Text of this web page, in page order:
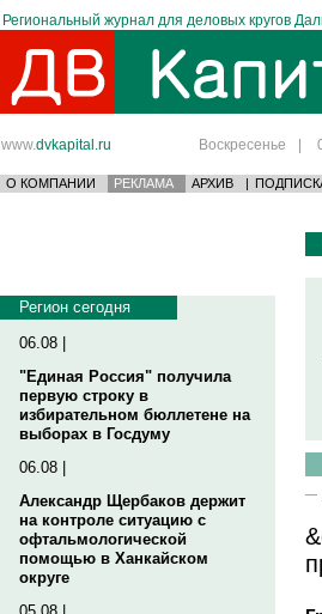
Региональный журнал для деловых кругов
www.dvkapital.ru Воскресенье |
О КОМПАНИИ РЕКЛАМА АРХИВ |
Регион сегодня
06.08 |
"Единая Россия" получила
первую строку в
избирательном бюллетене на
выборах в Госдуму
06.08 |
Александр Щербаков держит
на контроле ситуацию с
офтальмологической
помощью в Ханкайском
округе